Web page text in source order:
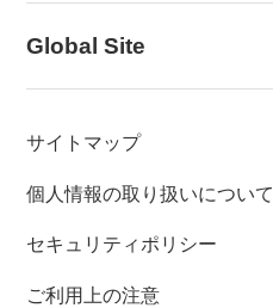
Global Site
サイトマップ
個人情報の取り扱いについて
セキュリティポリシー
ご利用上の注意